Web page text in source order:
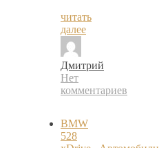
читать
далее
Дмитрий
Нет
комментариев
BMW
528